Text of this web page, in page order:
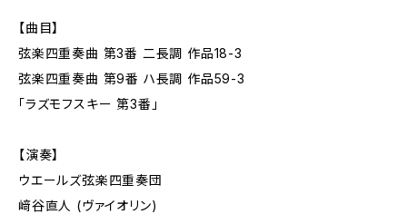
【曲目】
弦楽四重奏曲 第3番 二長調 作品18-3
弦楽四重奏曲 第9番 ハ長調 作品59-3
「ラズモフスキー 第3番」
【演奏】
ウエールズ弦楽四重奏団
﨑谷直人 (ヴァイオリン)